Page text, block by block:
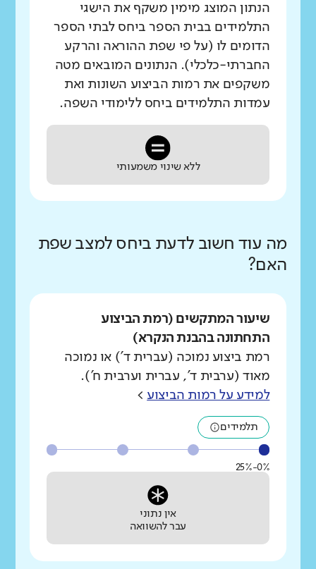
הנתון המוצג מימין משקף את הישגי
התלמידים בבית הספר ביחס לבתי הספר
הדומים לו (על פי שפת ההוראה והרקע
החברתי-כלכלי). הנתונים המובאים מטה
משקפים את רמות הביצוע השונות ואת
עמדות התלמידים ביחס ללימודי השפה.
ללא שינוי משמעותי
מה עוד חשוב לדעת ביחס למצב שפת
האם?
שיעור המתקשים (רמת הביצוע
התחתונה בהבנת הנקרא)
רמת ביצוע נמוכה (עברית ד') או נמוכה
מאוד (ערבית ד', עברית וערבית ח').
למידע על רמות הביצוע >
תלמידים
0%-25%
אין נתוני
עבר להשוואה